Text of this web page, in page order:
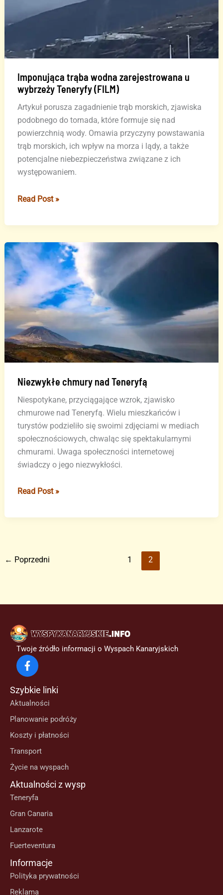
Imponująca trąba wodna zarejestrowana u
wybrzeży Teneryfy (FILM)
Artykuł porusza zagadnienie trąb morskich, zjawiska
podobnego do tornada, które formuje się nad
powierzchnią wody. Omawia przyczyny powstawania
trąb morskich, ich wpływ na morza i lądy, a także
potencjalne niebezpieczeństwa związane z ich
występowaniem.
Imponująca
wodna
u
wybrzeży
Teneryfy
(FILM)
Read Post »
Niezwykłe chmury nad Teneryfą
Niespotykane, przyciągające wzrok, zjawisko
chmurowe nad Teneryfą. Wielu mieszkańców i
turystów podzieliło się swoimi zdjęciami w mediach
społecznościowych, chwaląc się spektakularnymi
chmurami. Uwaga społeczności internetowej
świadczy o jego niezwykłości.
Niezwykłe
nad
Read Post »
← Poprzedni 1 2
Twoje źródło informacji o Wyspach Kanaryjskich
Szybkie linki
Aktualności
Planowanie podróży
Koszty i płatności
Transport
Życie na wyspach
Aktualności z wysp
Teneryfa
Gran Canaria
Lanzarote
Fuerteventura
Informacje
Polityka prywatności
Reklama